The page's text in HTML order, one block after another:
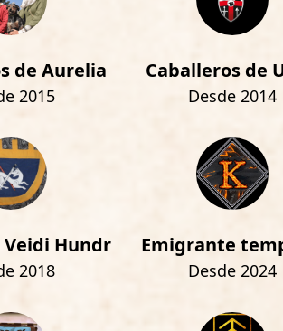
de Aurelia
2015
Caballeros de
Desde 2014
Hundr
2018
Emigrante
Desde 2024